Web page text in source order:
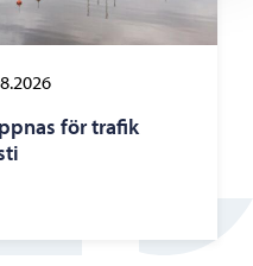
för trafik